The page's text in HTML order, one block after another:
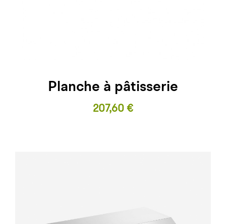
Planche à pâtisserie
Prix
207,60 €